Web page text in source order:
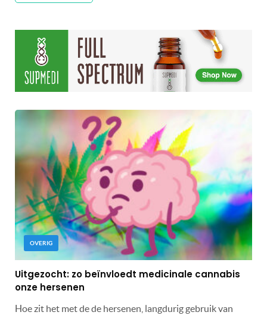
OVERIG
Uitgezocht: zo beïnvloedt medicinale cannabis
onze hersenen
Hoe zit het met de de hersenen, langdurig gebruik van